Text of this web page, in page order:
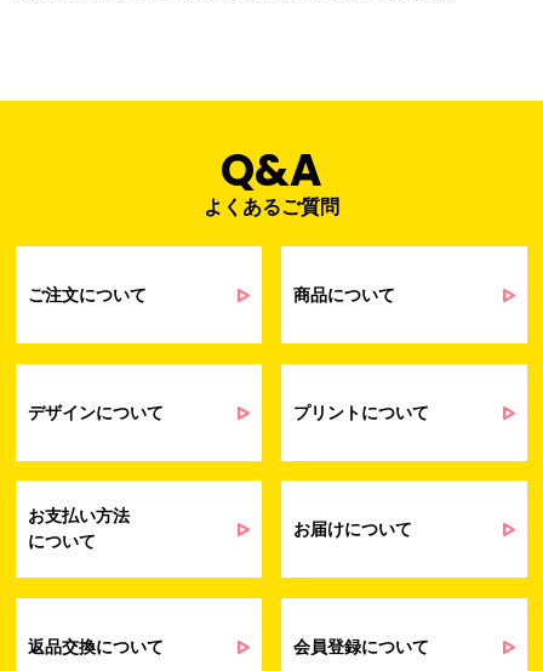
正当な事業遂行の範囲内で利用いたします。
個人情報の利用目的
会員管理業務
当社通信販売における受発注業務のため
るアンケート等の収集・分析・統計のため
せ業務に関するお取引先様との業務連絡や
契約・請求等の一連の手続きのため
提供するサービス（サポート業務を含む）
は営業およびマーケティング活動（セミナ
ターなど）に関連する情報を、電子メー
問い合わせへの対応のため
た場合のご対応のため
Q&A
よくあるご質問
ご注文について 商品について
デザインについて プリントについて
お支払い方法
について
お届けについて
返品交換について 会員登録について